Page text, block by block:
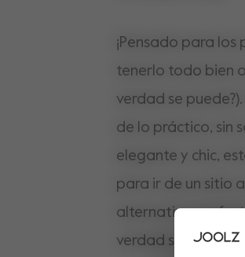
¡Pensado para los
tenerlo todo bien
verdad se
de lo práctico, sin
elegante y chic,
para ir de un sitio
alternativa
verdad sea dicha,